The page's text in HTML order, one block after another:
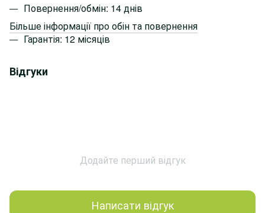
Повернення/обмін: 14 днів
Більше інформації про обін та повернення
Гарантія: 12 місяців
Відгуки
Додайте перший відгук
Написати відгук